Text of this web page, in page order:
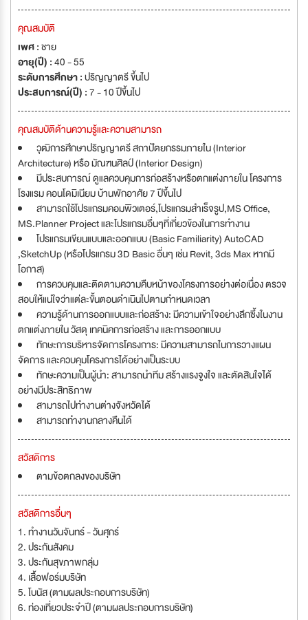
คุณสมบัติ
เพศ :ชาย
อายุ(ปี) :40 - 55
ระดับการศึกษา :ปริญญาตรี ขึ้นไป
ประสบการณ์(ปี) :7 - 10 ปีขึ้นไป
คุณสมบัติด้านความรู้และความสามารถ
วุฒิการศึกษาปริญญาตรี สถาปัตยกรรมภายใน (Interior
Architecture) หรือ มัณฑนศิลป์ (Interior Design)
มีประสบการณ์ ดูแลควบคุมการก่อสร้างหรือตกแต่งภายใน โครงการ
โรงแรม คอนโดมิเนียม บ้านพักอาศัย 7 ปีขึ้นไป
สามารถใช้โปรแกรมคอมพิวเตอร์,โปรแกรมสำเร็จรูป,MS Office,
MS.Planner Project และโปรแกรมอื่นๆที่เกี่ยวข้องในการทำงาน
โปรแกรมเขียนแบบและออกแบบ (Basic Familiarity) AutoCAD
,SketchUp (หรือโปรแกรม 3D Basic อื่นๆ เช่น Revit, 3ds Max หากมี
โอกาส)
การควบคุมและติดตามความคืบหน้าของโครงการอย่างต่อเนื่อง ตรวจ
สอบให้แน่ใจว่าแต่ละขั้นตอนดำเนินไปตามกำหนดเวลา
ความรู้ด้านการออกแบบและก่อสร้าง: มีความเข้าใจอย่างลึกซึ้งในงาน
ตกแต่งภายใน วัสดุ เทคนิคการก่อสร้าง และการออกแบบ
ทักษะการบริหารจัดการโครงการ: มีความสามารถในการวางแผน
จัดการ และควบคุมโครงการได้อย่างเป็นระบบ
ทักษะความเป็นผู้นำ: สามารถนำทีม สร้างแรงจูงใจ และตัดสินใจได้
อย่างมีประสิทธิภาพ
สามารถไปทำงานต่างจังหวัดได้
สามารถทำงานกลางคืนได้
สวัสดิการ
ตามข้อตกลงของบริษัท
สวัสดิการอื่นๆ
1. ทำงานวันจันทร์ - วันศุกร์
2. ประกันสังคม
3. ประกันสุขภาพกลุ่ม
4. เสื้อฟอร์มบริษัท
5. โบนัส (ตามผลประกอบการบริษัท)
6. ท่องเที่ยวประจำปี (ตามผลประกอบการบริษัท)